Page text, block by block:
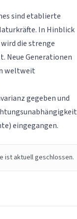
sind etablierte
In Hinblick
die strenge
Neue Generationen
weltweit
gegeben und
eingegangen.
ist aktuell geschlossen.